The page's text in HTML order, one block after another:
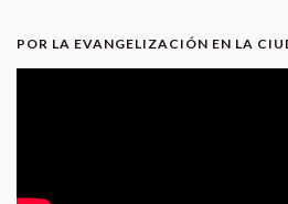
POR LA EVANGELIZACIÓN EN LA